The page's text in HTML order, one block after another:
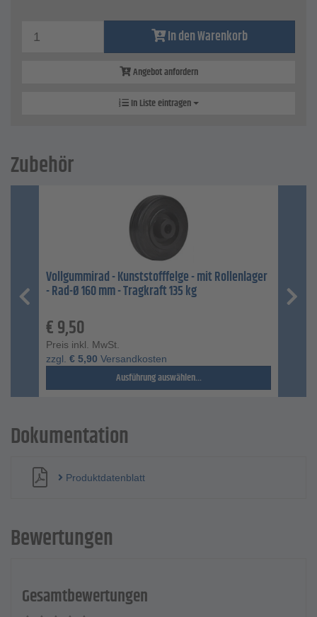
In den Warenkorb
Angebot anfordern
In Liste eintragen
Zubehör
Vollgummirad - Kunststofffelge - mit Rollenlager
- Rad-Ø 160 mm - Tragkraft 135 kg
€9,50
Preis inkl. MwSt.
zzgl. € 5,90 Versandkosten
Ausführung auswählen...
Dokumentation
Produktdatenblatt
Bewertungen
Gesamtbewertungen